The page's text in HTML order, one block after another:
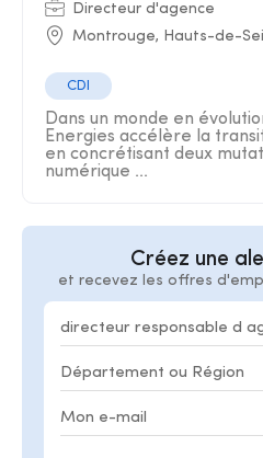
Directeur d'agence
Montrouge, Hauts-de-
CDI
Dans un monde en
Energies accélère la
en concrétisant deux
numérique ...
Créez une
et recevez les offres